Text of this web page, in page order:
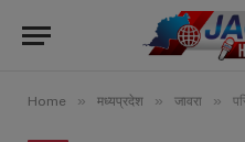
Home » मध्यप्रदेश » जावरा »